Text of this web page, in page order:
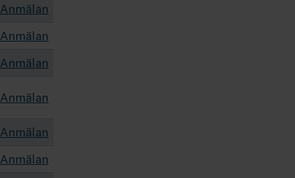
Anmälan
Anmälan
Anmälan
Anmälan
Anmälan
Anmälan